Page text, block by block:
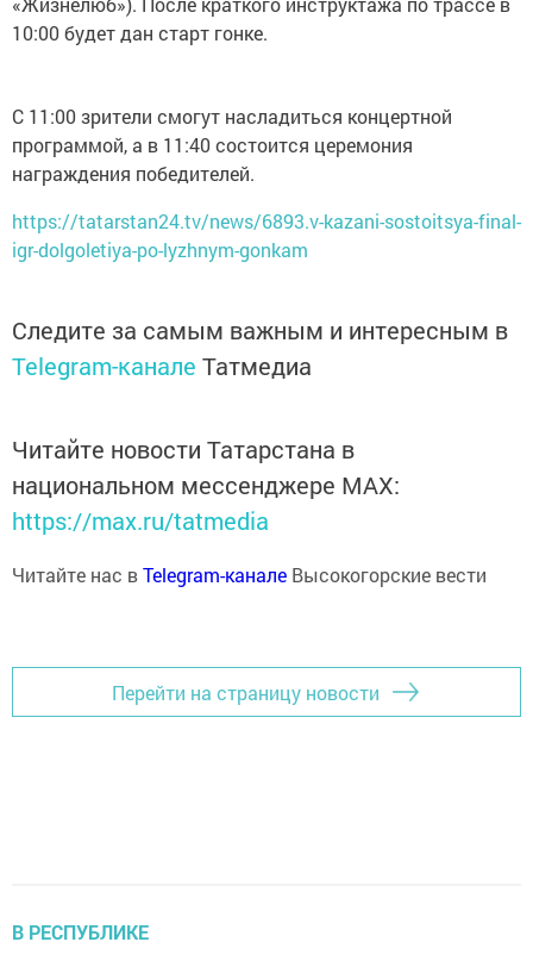
10:00 будет дан старт гонке.
С 11:00 зрители смогут насладиться концертной
программой, а в 11:40 состоится церемония
награждения победителей.
https://tatarstan24.tv/news/6893.v-kazani-sostoitsya-final-
igr-dolgoletiya-po-lyzhnym-gonkam
Следите за самым важным и интересным в
Telegram-канале Татмедиа
Читайте новости Татарстана в
национальном мессенджере MАХ:
https://max.ru/tatmedia
Читайте нас вTelegram-канале Высокогорские вести
Перейти на страницу новости
В РЕСПУБЛИКЕ